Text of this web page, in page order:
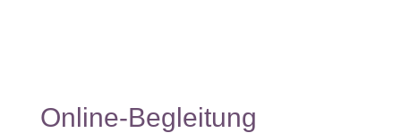
Online-Begleitung